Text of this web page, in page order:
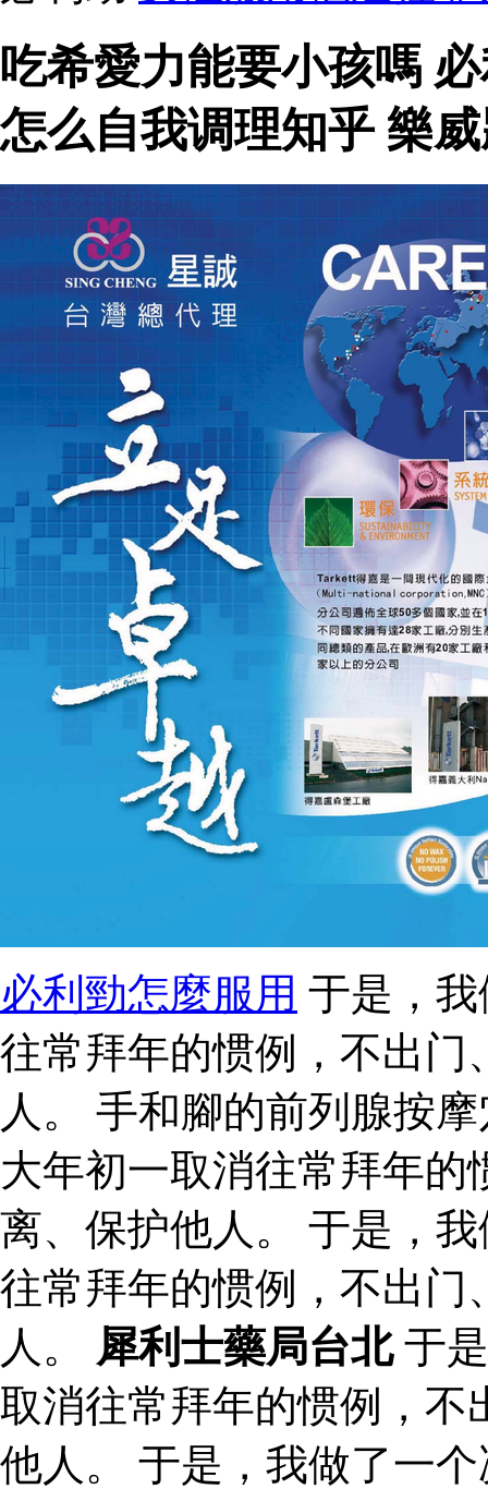
吃希愛力能要小孩嗎
怎么自我调理知乎 樂
必利勁怎麼服用 于是，
往常拜年的惯例，不出门
人。 手和腳的前列腺按
大年初一取消往常拜年
离、保护他人。 于是，
往常拜年的惯例，不出门
人。 犀利士藥局台北于
取消往常拜年的惯例，不
他人。 于是，我做了一